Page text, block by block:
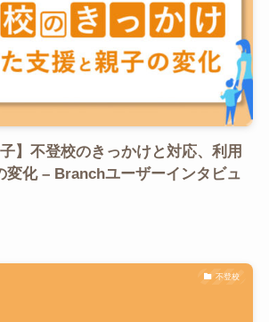
】不登校のきっかけと対応、利用
変化 – Branchユーザーインタビュ
不登校